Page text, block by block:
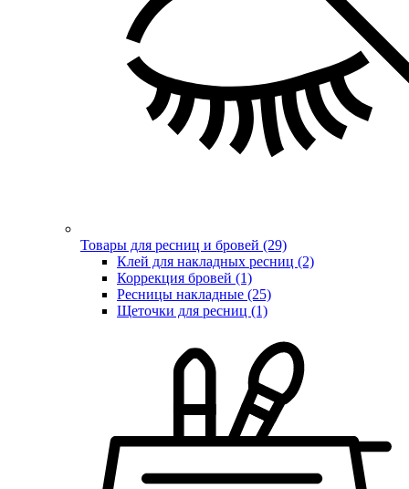
Товары для ресниц и бровей (29)
Клей для накладных ресниц (2)
Коррекция бровей (1)
Ресницы накладные (25)
Щеточки для ресниц (1)